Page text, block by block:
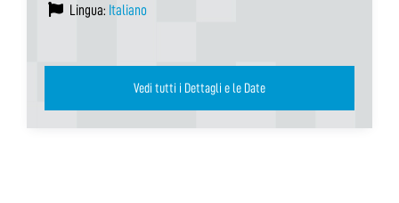
Lingua: Italiano
Vedi tutti i Dettagli e le Date